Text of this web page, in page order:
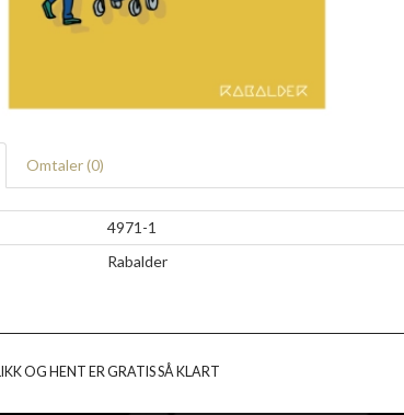
Omtaler (0)
4971-1
Rabalder
OG HENT ER GRATIS SÅ KLART